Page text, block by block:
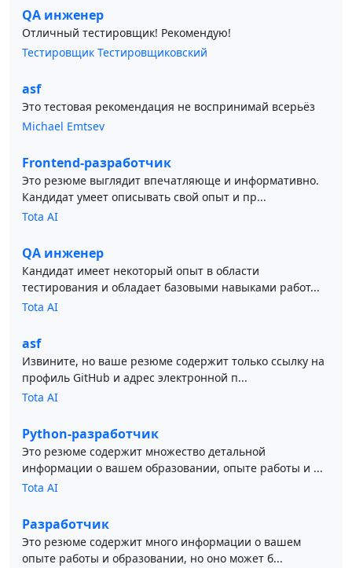
QA инженер
Отличный тестировщик! Рекомендую!
Тестировщик Тестировщиковский
asf
Это тестовая рекомендация не воспринимай всерьёз
Michael Emtsev
Frontend-разработчик
Это резюме выглядит впечатляюще и информативно.
Кандидат умеет описывать свой опыт и пр...
Tota AI
QA инженер
Кандидат имеет некоторый опыт в области
тестирования и обладает базовыми навыками работ...
Tota AI
asf
Извините, но ваше резюме содержит только ссылку на
профиль GitHub и адрес электронной п...
Tota AI
Python-разработчик
Это резюме содержит множество детальной
информации о вашем образовании, опыте работы и ...
Tota AI
Разработчик
Это резюме содержит много информации о вашем
опыте работы и образовании, но оно может б...